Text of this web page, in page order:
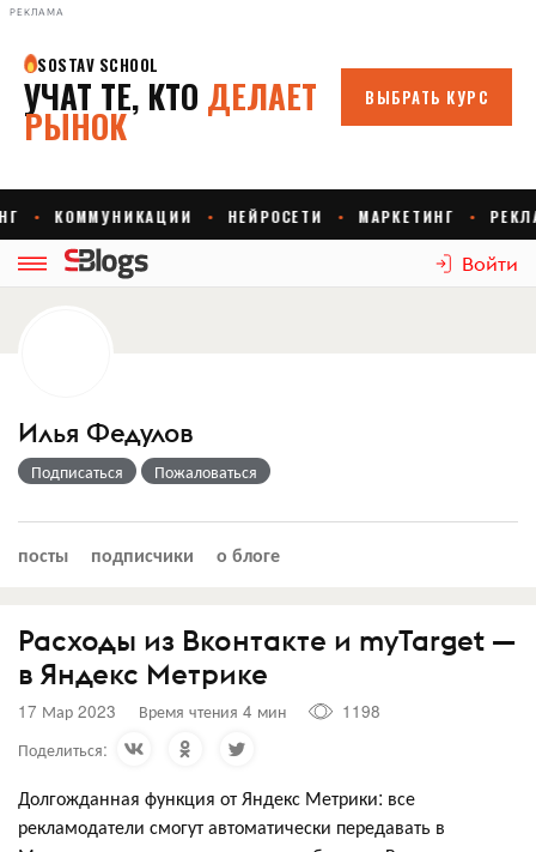
РЕКЛАМА
Войти
Илья Федулов
Подписаться Пожаловаться
посты подписчики о блоге
Расходы из Вконтакте и myTarget —
в Яндекс Метрике
17 Мар 2023 Время чтения 4 мин
1198
Поделиться:
Долгожданная функция от Яндекс Метрики: все
рекламодатели смогут автоматически передавать в